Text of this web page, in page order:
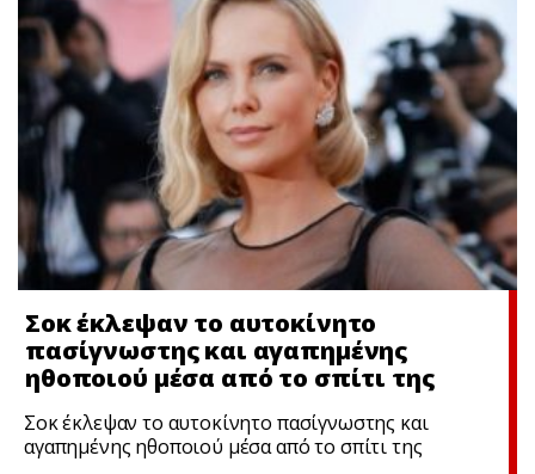
Σoκ έκλεψαν το αυτοκίνητο
πασίγνωστης και αγαπημένης
ηθοποιού μέσα από το σπίτι της
Σoκ έκλεψαν το αυτοκίνητο πασίγνωστης και
αγαπημένης ηθοποιού μέσα από το σπίτι της